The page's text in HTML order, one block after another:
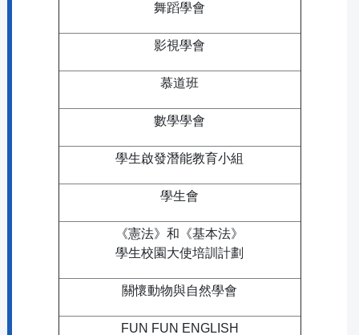
舞蹈學會
影視學會
慕道班
數學學會
學生啟發潛能教育小組
學生會
《憲法》和《基本法》
學生校園大使培訓計劃
關懷動物與自然學會
FUN FUN ENGLISH